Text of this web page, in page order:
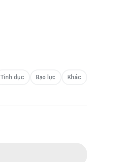
Tình dục Bạo lực Khác